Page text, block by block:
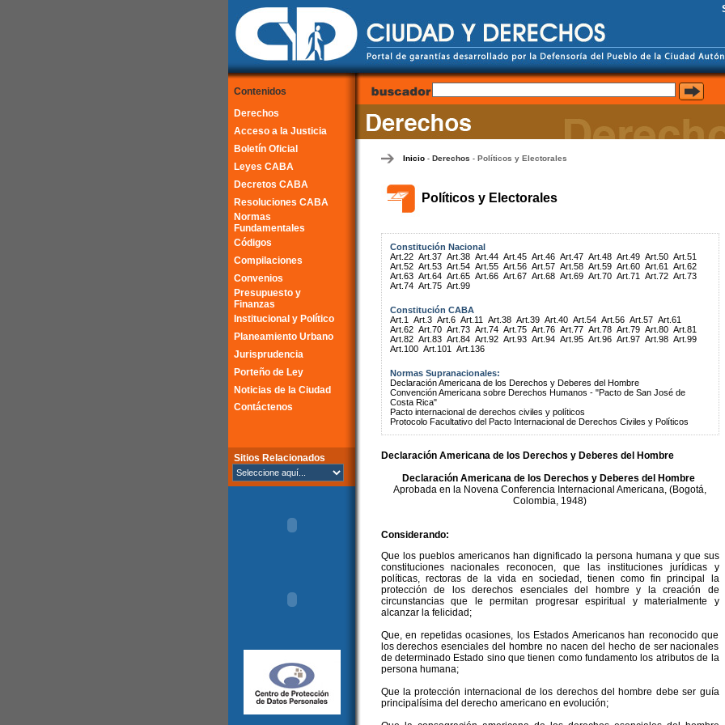
Contenidos
Derechos
Acceso a la Justicia
Boletín Oficial
Leyes CABA
Decretos CABA
Resoluciones CABA
Normas
Fundamentales
Códigos
Compilaciones
Convenios
Presupuesto y
Finanzas
Institucional y Político
Planeamiento Urbano
Jurisprudencia
Porteño de Ley
Noticias de la Ciudad
Contáctenos
Sitios Relacionados
Inicio- Derechos - Políticos y Electorales
Políticos y Electorales
Constitución Nacional
Art.22 Art.37 Art.38 Art.44 Art.45 Art.46 Art.47 Art.48 Art.49 Art.50 Art.51
Art.52 Art.53 Art.54 Art.55 Art.56 Art.57 Art.58 Art.59 Art.60 Art.61
Art.62
Art.63 Art.64 Art.65 Art.66 Art.67 Art.68 Art.69 Art.70 Art.71 Art.72 Art.73
Art.74 Art.75 Art.99
Constitución CABA
Art.1
Art.3 Art.6 Art.11 Art.38 Art.39 Art.40 Art.54 Art.56 Art.57 Art.61
Art.62 Art.70 Art.73 Art.74 Art.75 Art.76 Art.77 Art.78 Art.79 Art.80 Art.81
Art.82 Art.83 Art.84 Art.92 Art.93 Art.94 Art.95 Art.96 Art.97 Art.98 Art.99
Art.100 Art.101 Art.136
Normas Supranacionales:
Declaración Americana de los Derechos y Deberes del Hombre
Convención Americana sobre Derechos Humanos - "Pacto de San José de
Costa Rica"
Pacto internacional de derechos civiles y políticos
Protocolo Facultativo del Pacto Internacional de Derechos Civiles y Políticos
Declaración Americana de los Derechos y Deberes del Hombre
Declaración Americana de los Derechos y Deberes del Hombre
Aprobada en la Novena Conferencia Internacional Americana, (Bogotá,
Colombia, 1948)
Considerando:
Que los pueblos americanos han dignificado la persona humana y que sus
constituciones nacionales reconocen, que las instituciones jurídicas y
políticas, rectoras de la vida en sociedad, tienen como fin principal la
protección de los derechos esenciales del hombre y la creación de
circunstancias que le permitan progresar espiritual y materialmente y
alcanzar la felicidad;
Que, en repetidas ocasiones, los Estados Americanos han reconocido que
los derechos esenciales del hombre no nacen del hecho de ser nacionales
de determinado Estado sino que tienen como fundamento los atributos de la
persona humana;
Que la protección internacional de los derechos del hombre debe ser guía
principalísima del derecho americano en evolución;